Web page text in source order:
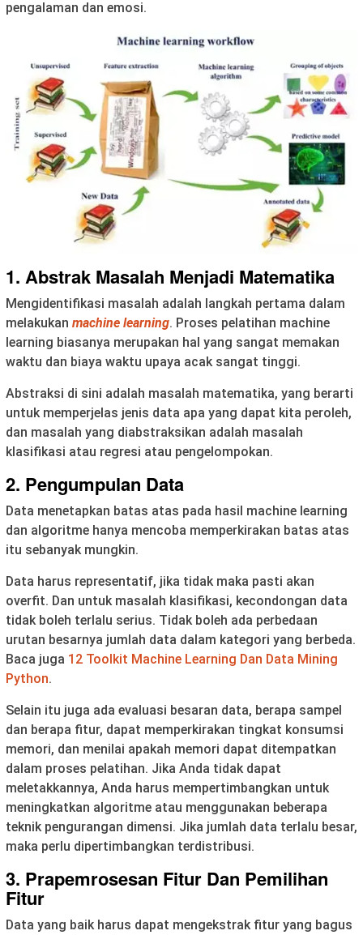
pengalaman dan emosi.
1. Abstrak Masalah Menjadi Matematika
Mengidentifikasi masalah adalah langkah pertama dalam
melakukan machine learning. Proses pelatihan machine
learning biasanya merupakan hal yang sangat memakan
waktu dan biaya waktu upaya acak sangat tinggi.
Abstraksi di sini adalah masalah matematika, yang berarti
untuk memperjelas jenis data apa yang dapat kita peroleh,
dan masalah yang diabstraksikan adalah masalah
klasifikasi atau regresi atau pengelompokan.
2. Pengumpulan Data
Data menetapkan batas atas pada hasil machine learning
dan algoritme hanya mencoba memperkirakan batas atas
itu sebanyak mungkin.
Data harus representatif, jika tidak maka pasti akan
overfit. Dan untuk masalah klasifikasi, kecondongan data
tidak boleh terlalu serius. Tidak boleh ada perbedaan
urutan besarnya jumlah data dalam kategori yang berbeda.
Baca juga 12 Toolkit Machine Learning Dan Data Mining
Python.
Selain itu juga ada evaluasi besaran data, berapa sampel
dan berapa fitur, dapat memperkirakan tingkat konsumsi
memori, dan menilai apakah memori dapat ditempatkan
dalam proses pelatihan. Jika Anda tidak dapat
meletakkannya, Anda harus mempertimbangkan untuk
meningkatkan algoritme atau menggunakan beberapa
teknik pengurangan dimensi. Jika jumlah data terlalu besar,
maka perlu dipertimbangkan terdistribusi.
3. Prapemrosesan Fitur Dan Pemilihan
Fitur
Data yang baik harus dapat mengekstrak fitur yang bagus